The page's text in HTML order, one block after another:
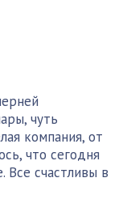
чуть
компания, от
что сегодня
Все счастливы в